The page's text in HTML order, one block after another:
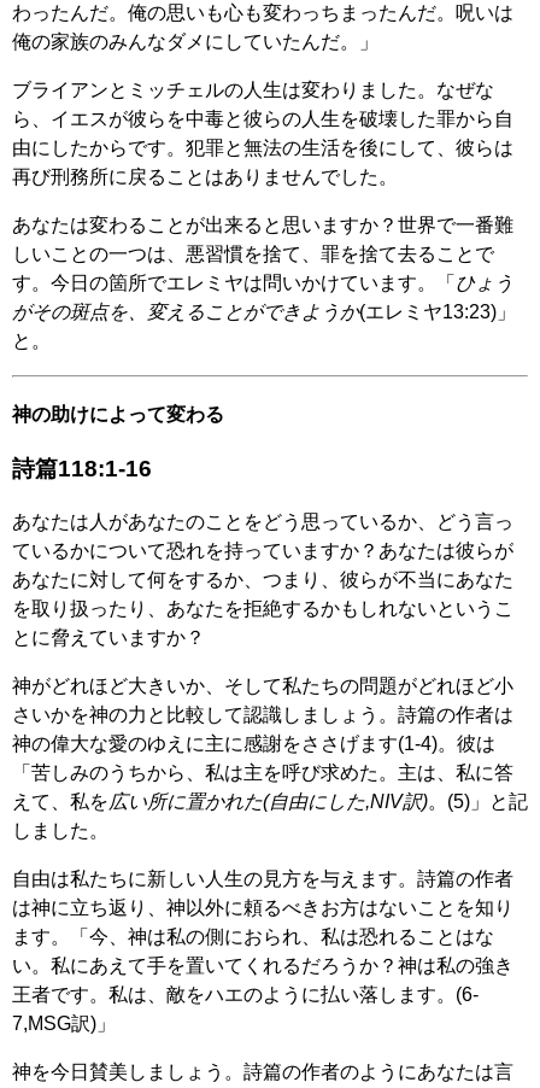
わったんだ。俺の思いも心も変わっちまったんだ。呪いは
俺の家族のみんなダメにしていたんだ。」
ブライアンとミッチェルの人生は変わりました。なぜな
ら、イエスが彼らを中毒と彼らの人生を破壊した罪から自
由にしたからです。犯罪と無法の生活を後にして、彼らは
再び刑務所に戻ることはありませんでした。
あなたは変わることが出来ると思いますか？世界で一番難
しいことの一つは、悪習慣を捨て、罪を捨て去ることで
す。今日の箇所でエレミヤは問いかけています。「 ひょう
がその斑点を、変えることができようか(エレミヤ13:23)」
と。
神の助けによって変わる
詩篇118:1-16
あなたは人があなたのことをどう思っているか、どう言っ
ているかについて恐れを持っていますか？あなたは彼らが
あなたに対して何をするか、つまり、彼らが不当にあなた
を取り扱ったり、あなたを拒絶するかもしれないというこ
とに脅えていますか？
神がどれほど大きいか、そして私たちの問題がどれほど小
さいかを神の力と比較して認識しましょう。詩篇の作者は
神の偉大な愛のゆえに主に感謝をささげます(1-4)。彼は
「苦しみのうちから、私は主を呼び求めた。主は、私に答
えて、私を広い所に置かれた(自由にした,NIV訳)。(5)」と記
しました。
自由は私たちに新しい人生の見方を与えます。詩篇の作者
は神に立ち返り、神以外に頼るべきお方はないことを知り
ます。「今、神は私の側におられ、私は恐れることはな
い。私にあえて手を置いてくれるだろうか？神は私の強き
王者です。私は、敵をハエのように払い落します。(6-
7,MSG訳)」
神を今日賛美しましょう。詩篇の作者のようにあなたは言